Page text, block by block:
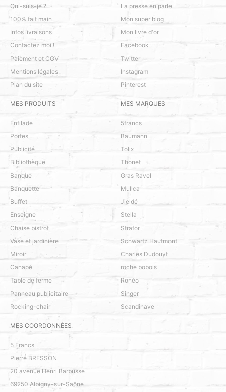
Qui-suis-je ?
100% fait main
Infos livraisons
Contactez moi !
Paiement et CGV
Mentions légales
Plan du site
La presse en parle
Mon super blog
Mon livre d'or
Facebook
Twitter
Instagram
Pinterest
MES PRODUITS
Enfilade
Portes
Publicité
Bibliothèque
Banque
Banquette
Buffet
Enseigne
Chaise bistrot
Vase et jardinière
Miroir
Canapé
Table de ferme
Panneau publicitaire
Rocking-chair
MES MARQUES
5francs
Baumann
Tolix
Thonet
Gras Ravel
Mullca
Jieldé
Stella
Strafor
Schwartz Hautmont
Charles Dudouyt
roche bobois
Ronéo
Singer
Scandinave
MES COORDONNÉES
5 Francs
Pierre BRESSON
20 avenue Henri Barbusse
69250 Albigny-sur-Saône